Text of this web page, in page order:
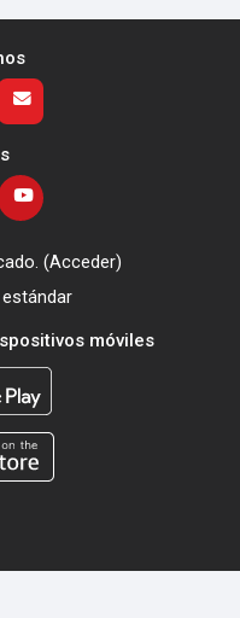
(Acceder)
móviles